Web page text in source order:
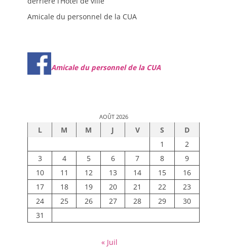
Amicale du personnel de la CUA
Amicale du personnel de la CUA
AOÛT 2026
L M M J V S
D
1
2
3
4 5 6 7 8
9
10
11 12 13 14 15
16
17
18 19 20 21 22
23
24
25 26 27 28 29
30
31
« Juil